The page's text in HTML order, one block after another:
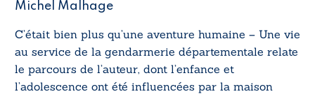
Michel Malhage
C’était bien plus qu’une aventure humaine – Une vie
au service de la gendarmerie départementale relate
le parcours de l’auteur, dont l’enfance et
l’adolescence ont été influencées par la maison